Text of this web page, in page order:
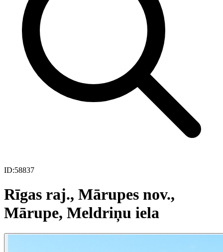
ID:58837
Rīgas raj., Mārupes nov.,
Mārupe, Meldriņu iela